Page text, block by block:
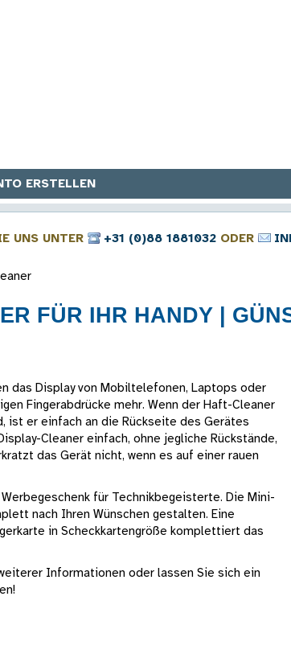
ERSTELLEN
UNS UNTER +31 (0)88 1881032 ODER
FÜR IHR HANDY |
das Display von Mobiltelefonen, Laptops oder
Fingerabdrücke mehr. Wenn der Haft-Cleaner
ist er einfach an die Rückseite des Gerätes
Cleaner einfach, ohne jegliche Rückstände,
das Gerät nicht, wenn es auf einer rauen
für Technikbegeisterte. Die Mini-
nach Ihren Wünschen gestalten. Eine
in Scheckkartengröße komplettiert das
Informationen oder lassen Sie sich ein